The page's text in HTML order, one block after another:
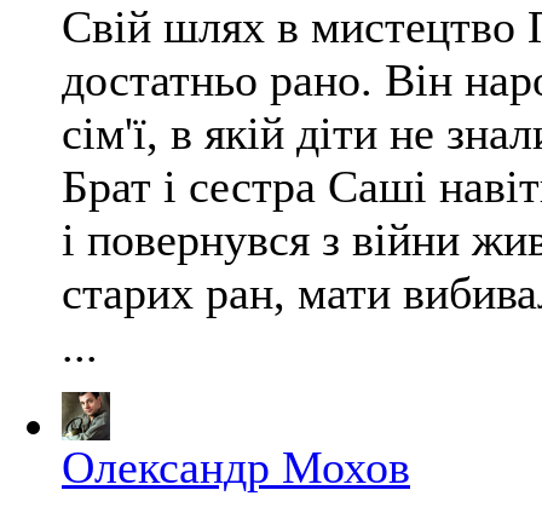
Свій шлях в мистецтво
достатньо рано. Він
сім'ї, в якій діти не
Брат і сестра Саші
і повернувся з війни
старих ран, мати
...
Олександр Мохов